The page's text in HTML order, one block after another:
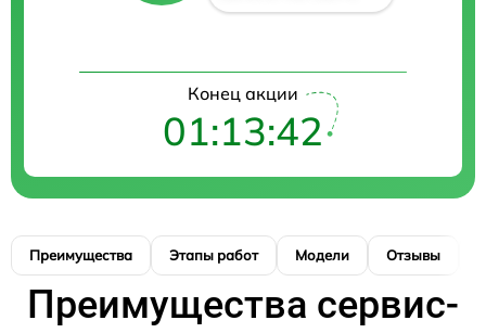
Конец акции
01:13:41
Преимущества Этапы работ Модели Отзывы
Преимущества сервис-